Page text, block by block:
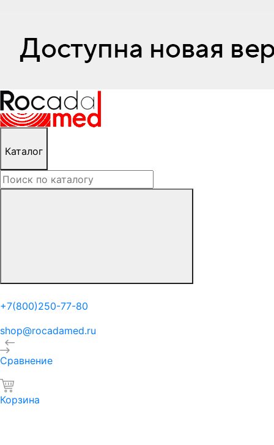
Каталог
+7(800)250-77-80
shop@rocadamed.ru
Сравнение
Корзина